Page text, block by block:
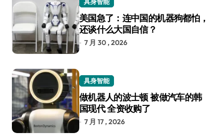
美国急了：连中国的机器狗都怕，
还谈什么大国自信？
7 月 30 , 2026
具身智能
做机器人的波士顿 被做汽车的韩
国现代 全资收购了
7 月 17 , 2026